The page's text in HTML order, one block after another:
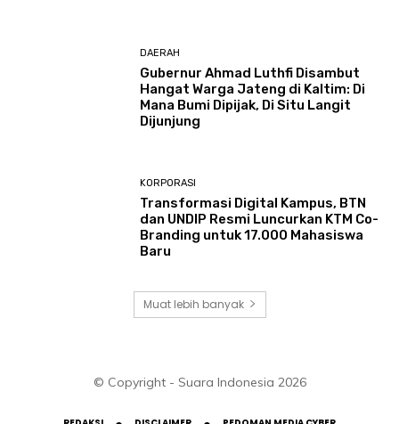
DAERAH
Gubernur Ahmad Luthfi Disambut
Hangat Warga Jateng di Kaltim: Di
Mana Bumi Dipijak, Di Situ Langit
Dijunjung
KORPORASI
Transformasi Digital Kampus, BTN
dan UNDIP Resmi Luncurkan KTM Co-
Branding untuk 17.000 Mahasiswa
Baru
Muat lebih banyak
© Copyright - Suara Indonesia 2026